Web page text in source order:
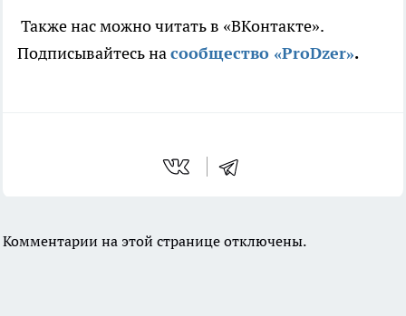
Также нас можно читать в «ВКонтакте».
Подписывайтесь насообщество «ProDzer».
Комментарии на этой странице отключены.